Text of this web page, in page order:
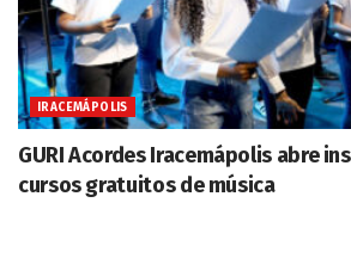
IRACEMÁPOLIS
GURI Acordes Iracemápolis abre
cursos gratuitos de música